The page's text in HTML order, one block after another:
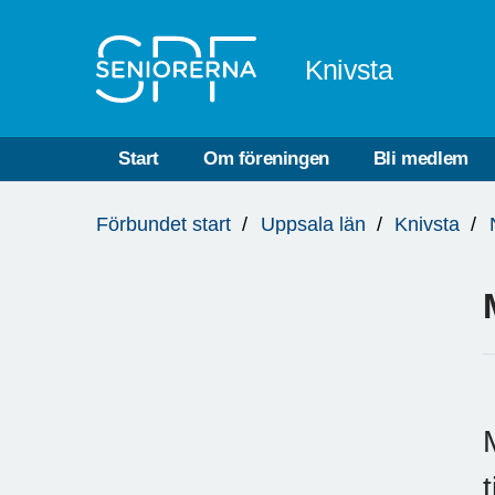
Knivsta
Start Om föreningen Bli medlem
är
Förbundet start Uppsala län Knivsta